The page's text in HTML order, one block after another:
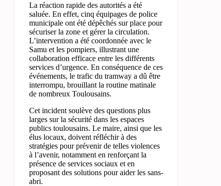
La réaction rapide des autorités a été
saluée. En effet, cinq équipages de police
municipale ont été dépêchés sur place pour
sécuriser la zone et gérer la circulation.
L’intervention a été coordonnée avec le
Samu et les pompiers, illustrant une
collaboration efficace entre les différents
services d’urgence. En conséquence de ces
événements, le trafic du tramway a dû être
interrompu, brouillant la routine matinale
de nombreux Toulousains.
Cet incident soulève des questions plus
larges sur la sécurité dans les espaces
publics toulousains. Le maire, ainsi que les
élus locaux, doivent réfléchir à des
stratégies pour prévenir de telles violences
à l’avenir, notamment en renforçant la
présence de services sociaux et en
proposant des solutions pour aider les sans-
abri.